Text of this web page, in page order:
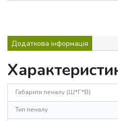
Додаткова інформація
Габарити пеналу (Ш*Г*В)
Тип пеналу